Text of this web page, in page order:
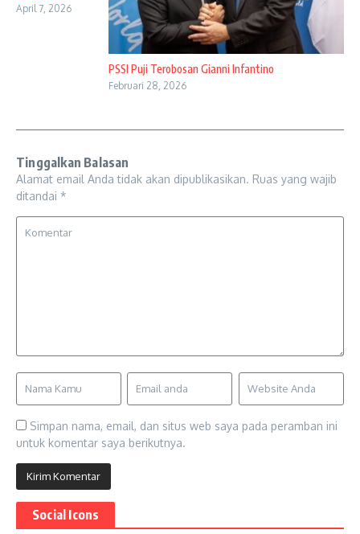
April 7, 2026
PSSI Puji Terobosan Gianni Infantino
Februari 28, 2026
Tinggalkan Balasan
Alamat email Anda tidak akan dipublikasikan. Ruas yang wajib
ditandai *
Simpan nama, email, dan situs web saya pada peramban ini
untuk komentar saya berikutnya.
Social Icons